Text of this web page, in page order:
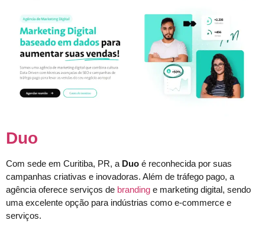
Duo
Com sede em Curitiba, PR, a Duo é reconhecida por suas
campanhas criativas e inovadoras. Além de tráfego pago, a
agência oferece serviços de branding e marketing digital, sendo
uma excelente opção para indústrias como e-commerce e
serviços.